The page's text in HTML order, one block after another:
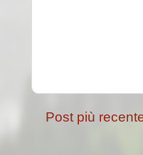
Post più